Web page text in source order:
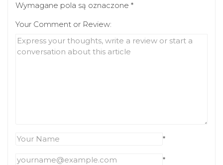
Wymagane pola są oznaczone *
Your Comment or Review:
*
*